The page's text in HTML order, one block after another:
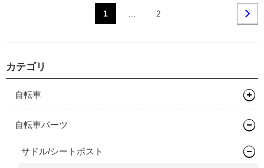
1 2
カテゴリ
自転車
マウンテンバイク
自転車パーツ
サドル/シートポスト